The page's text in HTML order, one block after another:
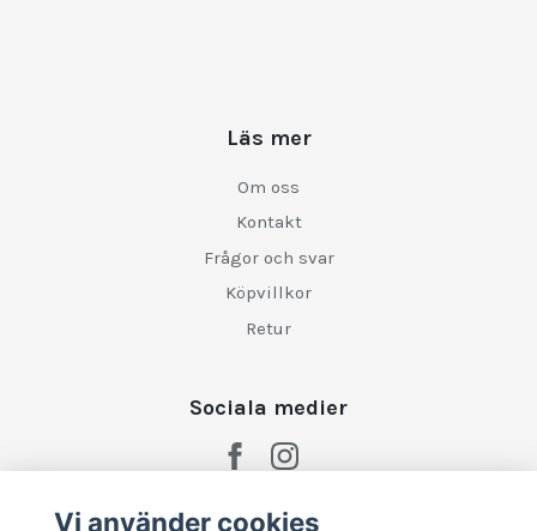
Läs mer
Om oss
Kontakt
Frågor och svar
Köpvillkor
Retur
Sociala medier
Vi använder cookies